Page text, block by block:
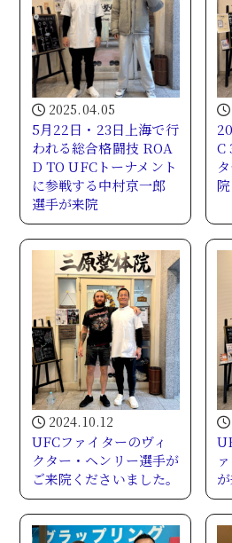
2025.04.05
5月22日・23日上海で行
われる総合格闘技 ROA
D TO UFCトーナメント
に参戦する中村京一郎
選手が来院
C
院
2024.10.12
UFCファイターのヴィ
クター・ヘンリー選手が
ご来院くださいました。